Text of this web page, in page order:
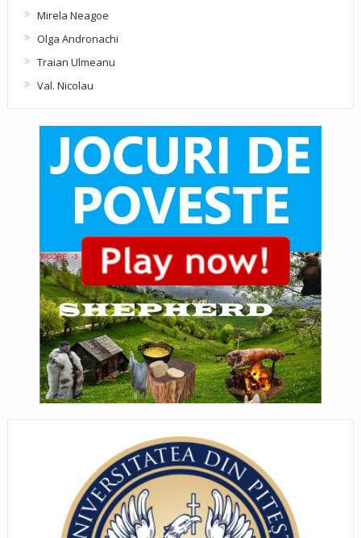
Mirela Neagoe
Olga Andronachi
Traian Ulmeanu
Val. Nicolau